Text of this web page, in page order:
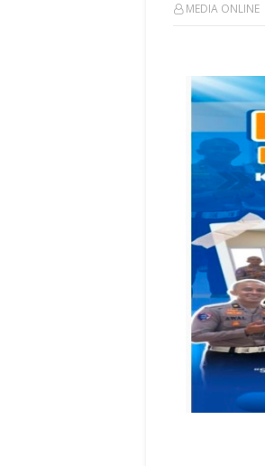
MEDIA ONLINE